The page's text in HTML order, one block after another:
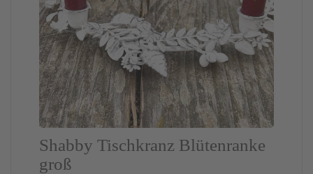
Shabby Tischkranz Blütenranke
groß